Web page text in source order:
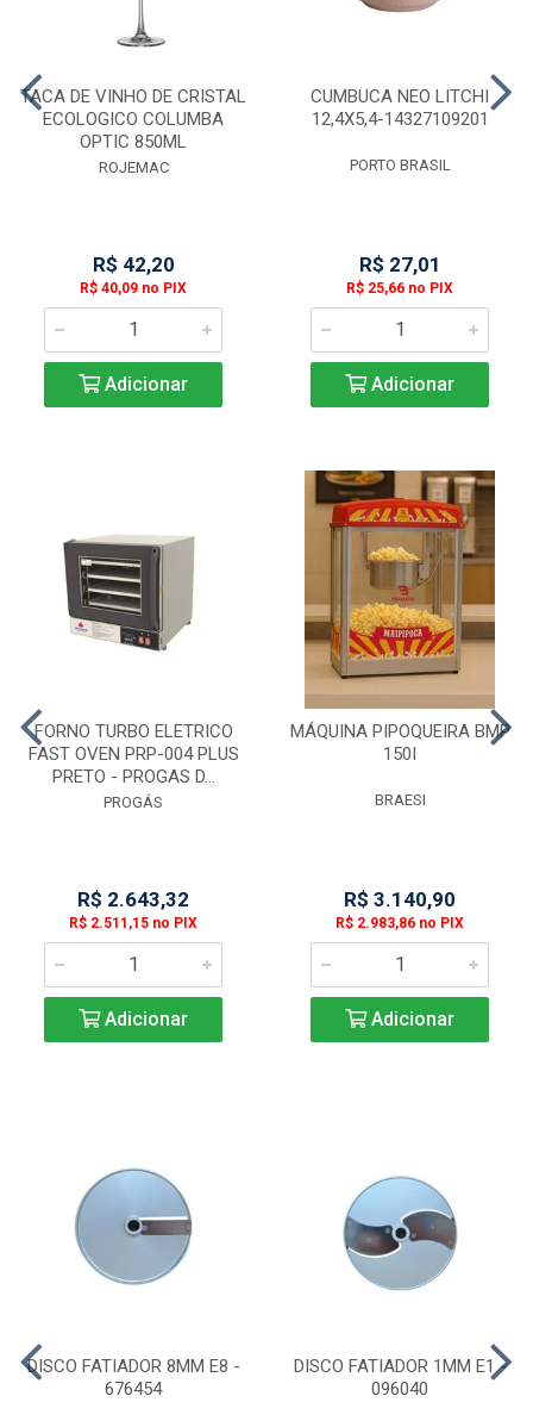
TACA DE VINHO DE CRISTAL
ECOLOGICO COLUMBA
OPTIC 850ML
ROJEMAC
R$ 42,20
R$ 40,09 no PIX
Adicionar
CUMBUCA NEO LITCHI
12,4X5,4-14327109201
PORTO BRASIL
R$ 27,01
R$ 25,66 no PIX
Adicionar
FORNO TURBO ELETRICO
FAST OVEN PRP-004 PLUS
PRETO - PROGAS D...
PROGÁS
R$ 2.643,32
R$ 2.511,15 no PIX
Adicionar
MÁQUINA PIPOQUEIRA BMP
150I
BRAESI
R$ 3.140,90
R$ 2.983,86 no PIX
Adicionar
DISCO FATIADOR 8MM E8 -
676454
DISCO FATIADOR 1MM E1 -
096040